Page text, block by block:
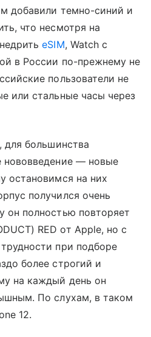
добавили темно-синий и
что несмотря на
eSIM, Watch с
в России по-прежнему не
пользователи не
или стальные часы через
для большинства
нововведение — новые
остановимся на них
получился очень
он полностью повторяет
RED от Apple, но с
при подборе
более строгий и
на каждый день он
По слухам, в таком
12.